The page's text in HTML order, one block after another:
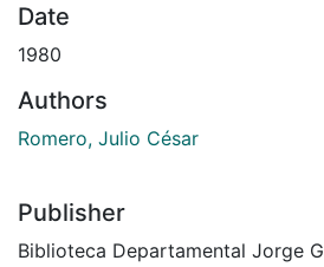
Date
1980
Authors
Romero, Julio César
Publisher
Biblioteca Departamental Jorge